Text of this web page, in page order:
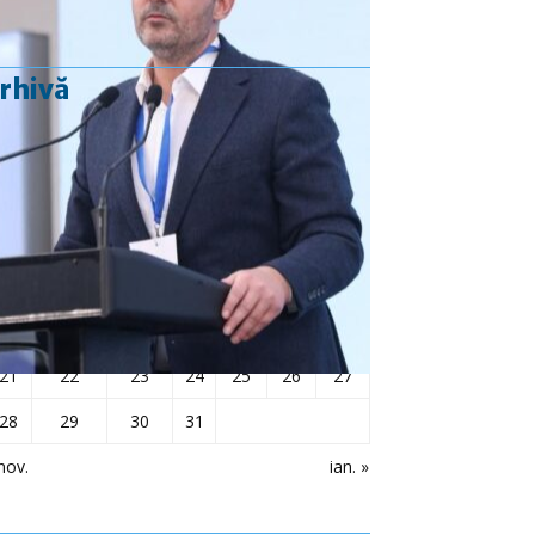
decembrie 2020
Ma Mi D
ian. »
1 2 5
6
10 11 12
13
18
20
22 23 24 25 26
27
29 30 31